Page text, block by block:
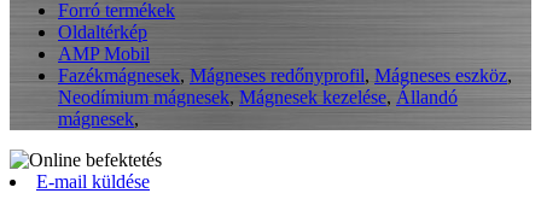
Forró termékek
Oldaltérkép
AMP Mobil
Fazékmágnesek, Mágneses redőnyprofil, Mágneses eszköz,
Neodímium mágnesek, Mágnesek kezelése, Állandó
mágnesek,
E-mail küldése